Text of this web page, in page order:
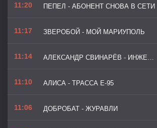
11:20 ПЕПЕЛ - АБОНЕНТ СНОВА В СЕТИ
11:17 ЗВЕРОБОЙ - МОЙ МАРИУПОЛЬ
11:14 АЛЕКСАНДР СВИНАРЁВ - ИНЖЕНЕРНЫЕ ВОЙСКА
11:10 АЛИСА - ТРАССА Е-95
11:06 ДОБРОБАТ - ЖУРАВЛИ